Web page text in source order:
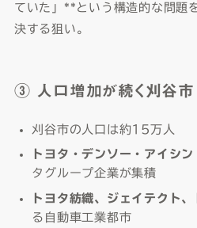
ていた」**という構造的な問題
決する狙い。
③ 人口増加が続く刈谷市
刈谷市の人口は約15万人
トヨタ・デンソー・アイシ
タグループ企業が集積
トヨタ紡織、ジェイテクト
る自動車工業都市